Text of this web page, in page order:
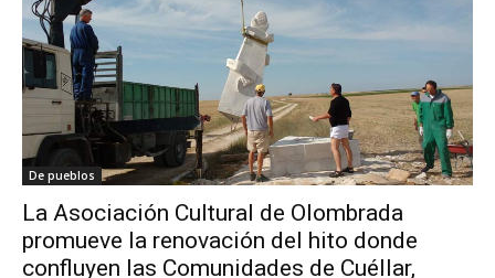
De pueblos
La Asociación Cultural de Olombrada
promueve la renovación del hito donde
confluyen las Comunidades de Cuéllar,